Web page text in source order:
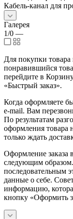
Кабель-канал для
Галерея
1/0 —
Для покупки
понравившийся
перейдите в
«Быстрый заказ».
Когда оформляете
e-mail. Вам
По результатам
оформления товара
только ждать
Оформление заказа
следующим
последовательным
данные о себе.
информацию,
кнопку «Оформить